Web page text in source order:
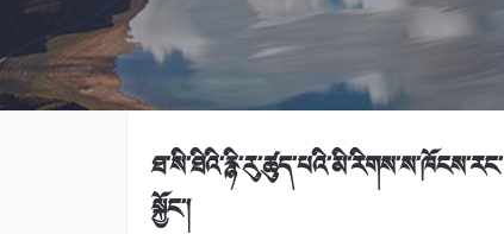
ཐ་སི་ཐིའི་རྙི་རུ་ཚུད་པའི་མི་རིགས་ས་ཁོངས་རང་
སྐྱོང་།